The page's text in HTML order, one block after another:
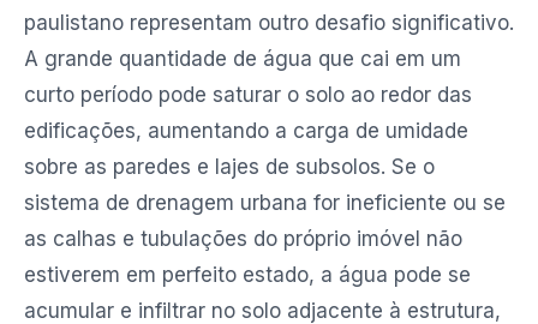
paulistano representam outro desafio significativo.
A grande quantidade de água que cai em um
curto período pode saturar o solo ao redor das
edificações, aumentando a carga de umidade
sobre as paredes e lajes de subsolos. Se o
sistema de drenagem urbana for ineficiente ou se
as calhas e tubulações do próprio imóvel não
estiverem em perfeito estado, a água pode se
acumular e infiltrar no solo adjacente à estrutura,